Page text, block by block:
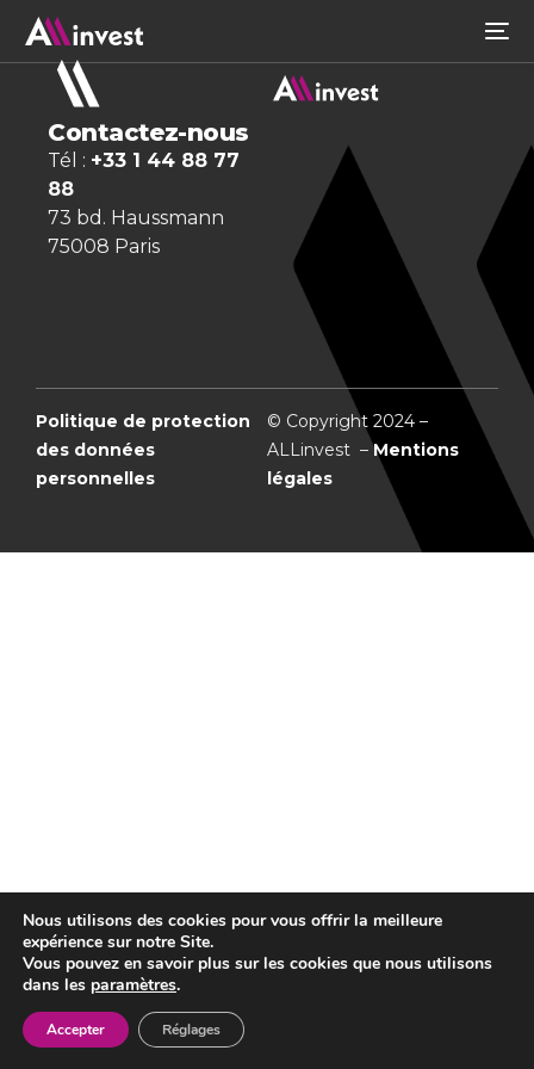
Contactez-nous
Tél : +33 1 44 88 77
88
73 bd. Haussmann
75008 Paris
Politique de protection
des données
personnelles
© Copyright 2024 –
ALLinvest –Mentions
légales
Nous utilisons des cookies pour vous offrir la meilleure
expérience sur notre Site.
Vous pouvez en savoir plus sur les cookies que nous utilisons
dans les paramètres.
Accepter Réglages